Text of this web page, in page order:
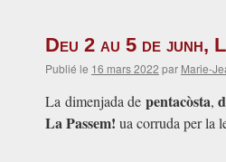
Deu 2 au 5 de junh,
Publié le 16 mars 2022 par Marie-
La dimenjada de pentacòsta,
La Passem! ua corruda per la